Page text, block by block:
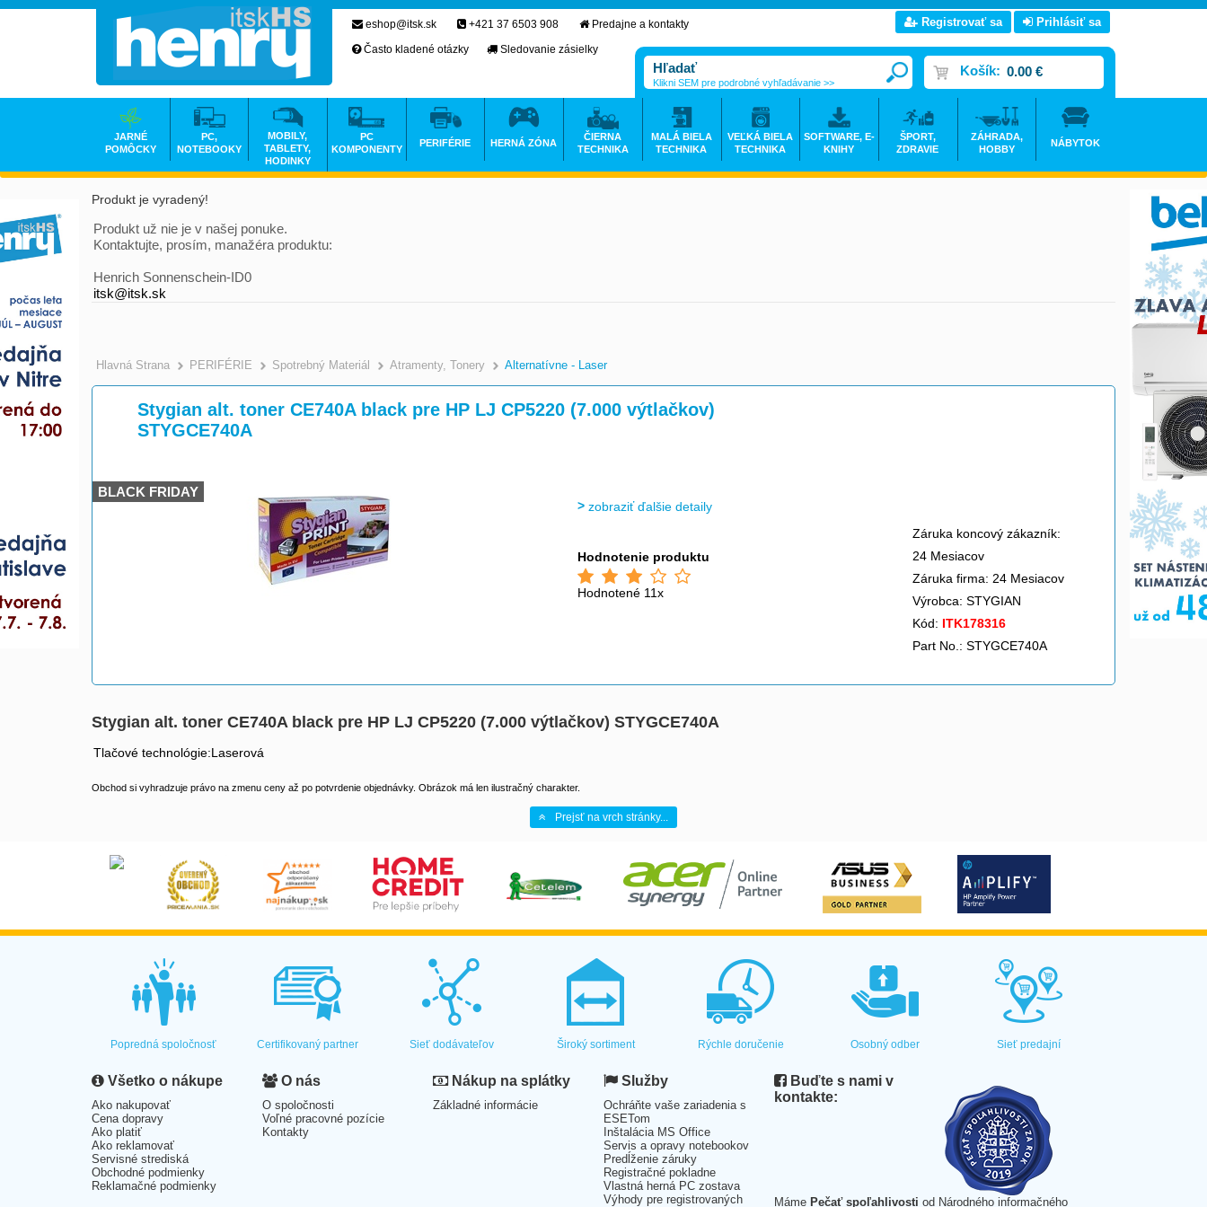
Produkt je vyradený!
Produkt už nie je v našej ponuke.
Kontaktujte, prosím, manažéra produktu:
Henrich Sonnenschein-ID0
itsk@itsk.sk
Hlavná Strana >
PERIFÉRIE >
Spotrebný Materiál >
Atramenty, Tonery >
Alternatívne - Laser
Stygian alt. toner CE740A black pre HP LJ CP5220 (7.000 výtlačkov)
STYGCE740A
BLACK FRIDAY
zobraziť ďalšie detaily
Hodnotenie produktu
Hodnotené 11x
Záruka koncový zákazník:
24 Mesiacov
Záruka firma: 24 Mesiacov
Výrobca: STYGIAN
Kód: ITK178316
Part No.: STYGCE740A
Stygian alt. toner CE740A black pre HP LJ CP5220 (7.000 výtlačkov) STYGCE740A
Tlačové technológie:Laserová
Obchod si vyhradzuje právo na zmenu ceny až po potvrdenie objednávky. Obrázok má len ilustračný charakter.
Prejsť na vrch stránky...
eshop@itsk.sk +421 37 6503 908
Predajne a kontakty
Často kladené otázky
Sledovanie zásielky
Registrovať sa Prihlásiť sa
Košík: 0.00 €
Klikni SEM pre podrobné vyhľadávanie >>
JARNÉ
POMÔCKY
PC,
NOTEBOOKY
MOBILY,
TABLETY,
HODINKY
PC
KOMPONENTY
PERIFÉRIE HERNÁ ZÓNA
ČIERNA
TECHNIKA
MALÁ BIELA
TECHNIKA
VEĽKÁ BIELA
TECHNIKA
SOFTWARE, E-
KNIHY
ŠPORT,
ZDRAVIE
ZÁHRADA,
HOBBY
NÁBYTOK
Popredná spoločnosť Certifikovaný partner Sieť dodávateľov Široký sortiment Rýchle doručenie Osobný odber Sieť predajní
Všetko o nákupe
Ako nakupovať
Cena dopravy
Ako platiť
Ako reklamovať
Servisné strediská
Obchodné podmienky
Reklamačné podmienky
O nás
O spoločnosti
Voľné pracovné pozície
Kontakty
Nákup na splátky
Základné informácie
Služby
Ochráňte vaše zariadenia s
ESETom
Inštalácia MS Office
Servis a opravy notebookov
Predĺženie záruky
Registračné pokladne
Vlastná herná PC zostava
Výhody pre registrovaných
Buďte s nami v
kontakte:
Máme Pečať spoľahlivosti od Národného informačného